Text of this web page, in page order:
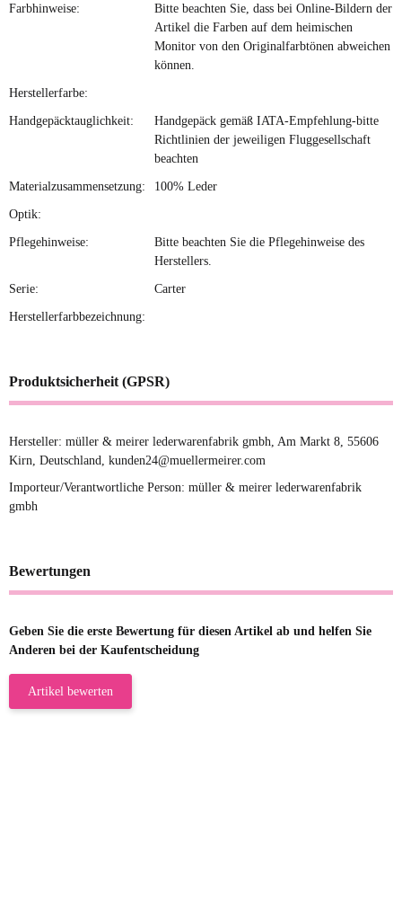
Farbhinweise:
Bitte beachten Sie, dass bei Online-Bildern der
Artikel die Farben auf dem heimischen
Monitor von den Originalfarbtönen abweichen
können.
Herstellerfarbe:
Handgepäcktauglichkeit:
Handgepäck gemäß IATA-Empfehlung-bitte
Richtlinien der jeweiligen Fluggesellschaft
beachten
Materialzusammensetzung: 100% Leder
Optik:
Pflegehinweise:
Bitte beachten Sie die Pflegehinweise des
Herstellers.
Serie: Carter
Herstellerfarbbezeichnung:
Produktsicherheit (GPSR)
Hersteller: müller & meirer lederwarenfabrik gmbh, Am Markt 8, 55606
Kirn, Deutschland, kunden24@muellermeirer.com
Importeur/Verantwortliche Person: müller & meirer lederwarenfabrik
gmbh
Bewertungen
Geben Sie die erste Bewertung für diesen Artikel ab und helfen Sie
Anderen bei der Kaufentscheidung
Artikel bewerten